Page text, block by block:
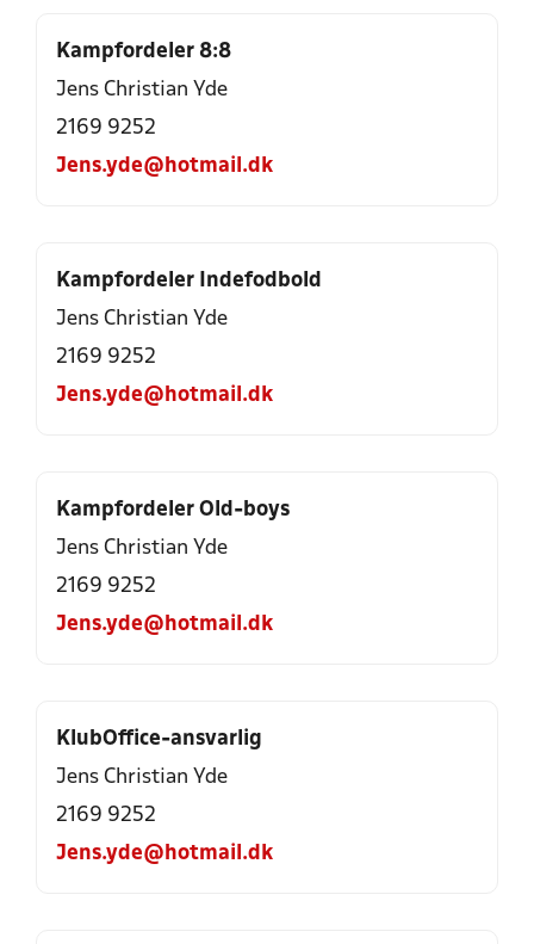
Kampfordeler 8:8
Jens Christian Yde
2169 9252
Jens.yde@hotmail.dk
Kampfordeler Indefodbold
Jens Christian Yde
2169 9252
Jens.yde@hotmail.dk
Kampfordeler Old-boys
Jens Christian Yde
2169 9252
Jens.yde@hotmail.dk
KlubOffice-ansvarlig
Jens Christian Yde
2169 9252
Jens.yde@hotmail.dk